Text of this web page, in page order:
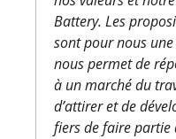
Battery. Les
sont pour nous
nous permet de
à un marché du
d’attirer et de
fiers de faire partie